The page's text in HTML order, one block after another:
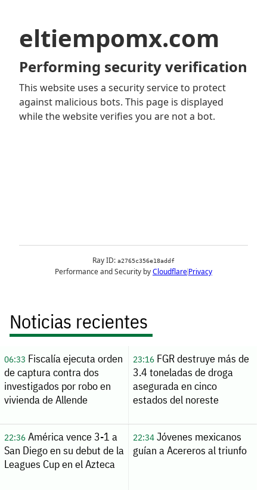
Noticias recientes
06:33 Fiscalía ejecuta orden
de captura contra dos
investigados por robo en
vivienda de Allende
23:16FGR destruye más de
3.4 toneladas de droga
asegurada en cinco
estados del noreste
22:36América vence 3-1 a
San Diego en su debut de la
Leagues Cup en el Azteca
22:34Jóvenes mexicanos
guían a Acereros al triunfo